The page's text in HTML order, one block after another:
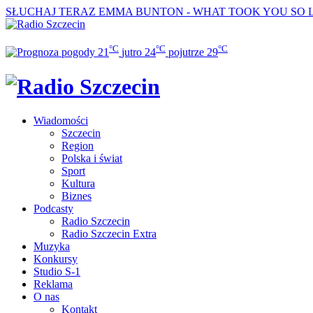
SŁUCHAJ TERAZ EMMA BUNTON - WHAT TOOK YOU SO
21 °C jutro 24°C pojutrze 29°C
Wiadomości
Szczecin
Region
Polska i świat
Sport
Kultura
Biznes
Podcasty
Radio Szczecin
Radio Szczecin Extra
Muzyka
Konkursy
Studio S-1
Reklama
O nas
Kontakt